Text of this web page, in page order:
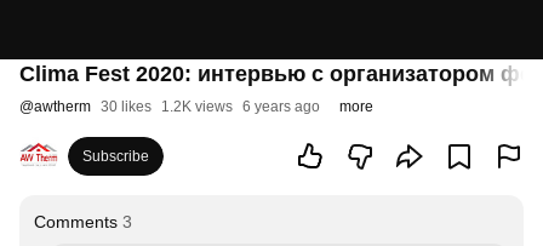
Clima Fest 2020: интервью с организатором
@awtherm 30 likes 1.2K views 6 years ago more
Subscribe
Comments 3